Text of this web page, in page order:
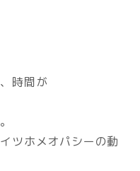
時間が
ツホメオパシーの動